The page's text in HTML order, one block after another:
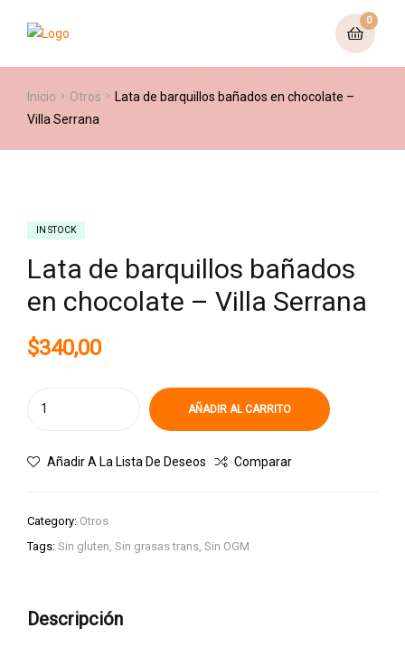
0
Inicio Otros
Lata de barquillos bañados en chocolate –
Villa Serrana
IN STOCK
Lata de barquillos bañados
en chocolate – Villa Serrana
$340,00
AÑADIR AL CARRITO
Añadir A La Lista De Deseos Comparar
Category: Otros
Tags: Sin gluten, Sin grasas trans, Sin OGM
Descripción